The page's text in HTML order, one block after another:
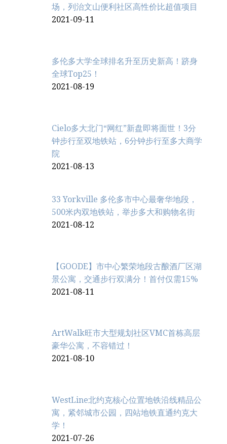
场，列治文山便利社区高性价比超值项目
2021-09-11
多伦多大学全球排名升至历史新高！跻身
全球Top25！
2021-08-19
Cielo多大北门“网红”新盘即将面世！3分
钟步行至双地铁站，6分钟步行至多大商学
院
2021-08-13
33 Yorkville 多伦多市中心最奢华地段，
500米内双地铁站，举步多大和购物名街
2021-08-12
【GOODE】市中心繁荣地段古酿酒厂区湖
景公寓，交通步行双满分！首付仅需15%
2021-08-11
ArtWalk旺市大型规划社区VMC首栋高层
豪华公寓，不容错过！
2021-08-10
WestLine北约克核心位置地铁沿线精品公
寓，紧邻城市公园，四站地铁直通约克大
学！
2021-07-26